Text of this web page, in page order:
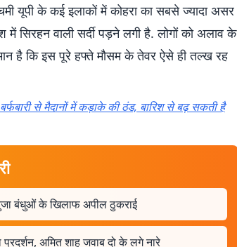
यूपी के कई इलाकों में कोहरा का सबसे ज्यादा असर
सिरहन वाली सर्दी पड़ने लगी है. लोगों को अलाव के
है कि इस पूरे हफ्ते मौसम के तेवर ऐसे ही तल्ख रह
से मैदानों में कड़ाके की ठंड, बारिश से बढ़ सकती है
बंधुओं के खिलाफ अपील ठुकराई
अमित शाह जवाब दो के लगे नारे